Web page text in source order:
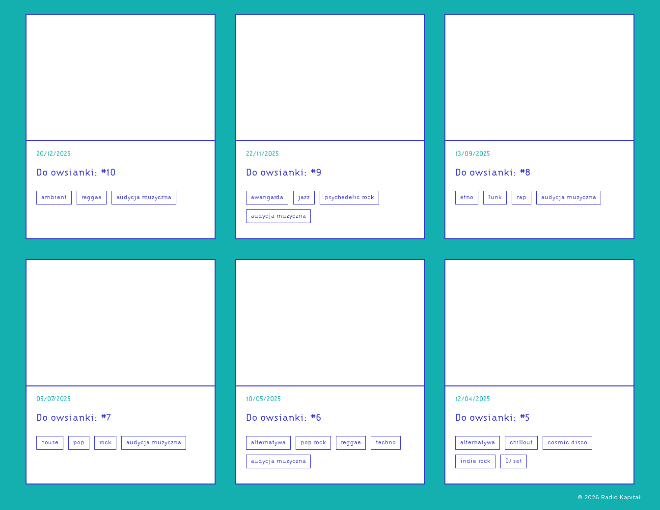
20/12/2025
Do owsianki: #10
ambient reggae audycja muzyczna
22/11/2025
Do owsianki: #9
awangarda jazz psychedelic rock
audycja muzyczna
13/09/2025
Do owsianki: #8
etno funk rap audycja muzyczna
05/07/2025
Do owsianki: #7
house pop rock audycja muzyczna
10/05/2025
Do owsianki: #6
alternatywa pop rock reggae techno
audycja muzyczna
12/04/2025
Do owsianki: #5
alternatywa chillout cosmic disco
indie rock DJ set
© 2026 Radio Kapitał